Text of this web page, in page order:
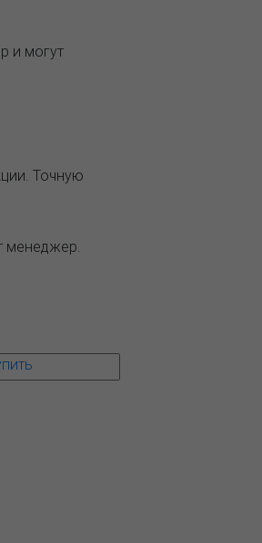
и могут
Точную
менеджер.